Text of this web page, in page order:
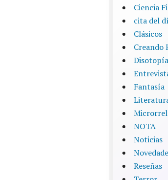
Ciencia
cita del
Clásicos
Creando
Disotopía
Fantasía
NOTA
Noticias
Reseñas